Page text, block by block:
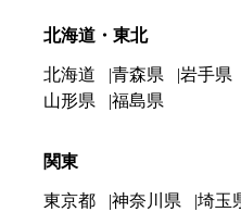
北海道・東北
北海道 青森県 岩手県
山形県
福島県
関東
東京都 神奈川県 埼玉